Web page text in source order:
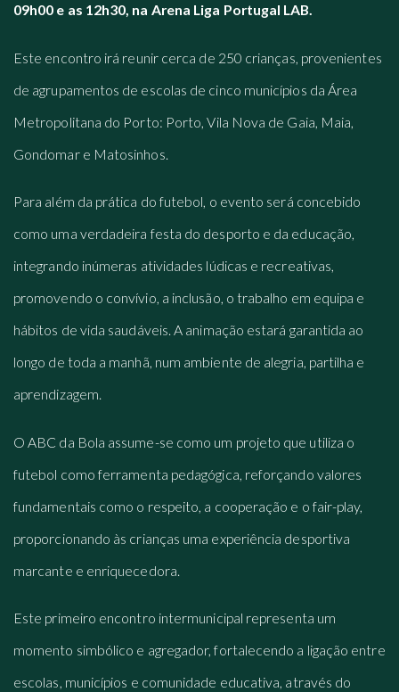
09h00 e as 12h30, na Arena Liga Portugal LAB.
Este encontro irá reunir cerca de 250 crianças, provenientes
de agrupamentos de escolas de cinco municípios da Área
Metropolitana do Porto: Porto, Vila Nova de Gaia, Maia,
Gondomar e Matosinhos.
Para além da prática do futebol, o evento será concebido
como uma verdadeira festa do desporto e da educação,
integrando inúmeras atividades lúdicas e recreativas,
promovendo o convívio, a inclusão, o trabalho em equipa e
hábitos de vida saudáveis. A animação estará garantida ao
longo de toda a manhã, num ambiente de alegria, partilha e
aprendizagem.
O ABC da Bola assume-se como um projeto que utiliza o
futebol como ferramenta pedagógica, reforçando valores
fundamentais como o respeito, a cooperação e o fair-play,
proporcionando às crianças uma experiência desportiva
marcante e enriquecedora.
Este primeiro encontro intermunicipal representa um
momento simbólico e agregador, fortalecendo a ligação entre
escolas, municípios e comunidade educativa, através do